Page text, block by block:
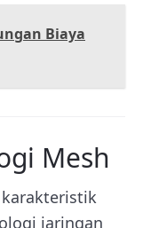
Biaya
Mesh
jaringan